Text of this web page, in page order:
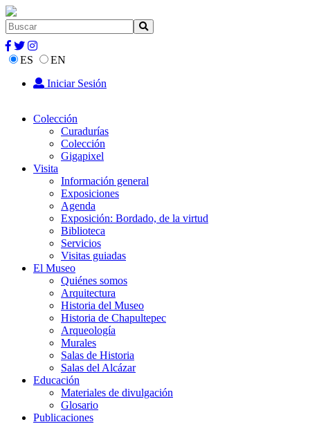
ES
EN
Iniciar Sesión
Colección
Curadurías
Colección
Gigapixel
Visita
Información general
Exposiciones
Agenda
Exposición: Bordado, de la virtud
Biblioteca
Servicios
Visitas guiadas
El Museo
Quiénes somos
Arquitectura
Historia del Museo
Historia de Chapultepec
Arqueología
Murales
Salas de Historia
Salas del Alcázar
Educación
Materiales de divulgación
Glosario
Publicaciones